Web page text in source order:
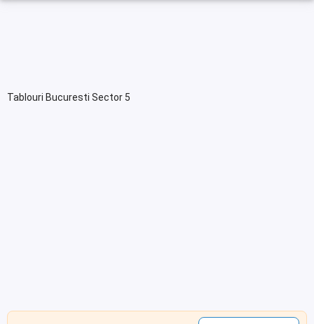
Tablouri Bucuresti Sector 5